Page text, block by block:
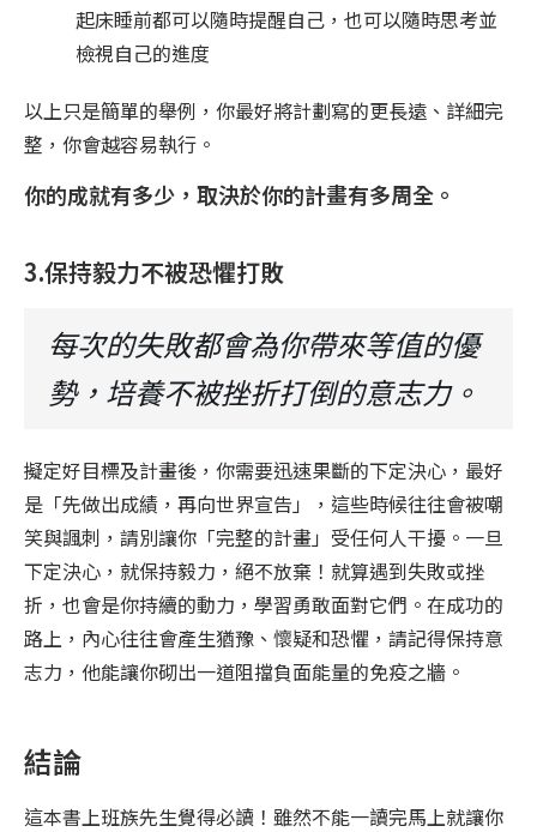
起床睡前都可以隨時提醒自己，也可以隨時思考並
檢視自己的進度
以上只是簡單的舉例，你最好將計劃寫的更長遠、詳細完
整，你會越容易執行。
你的成就有多少，取決於你的計畫有多周全。
3.保持毅力不被恐懼打敗
每次的失敗都會為你帶來等值的優
勢，培養不被挫折打倒的意志力。
擬定好目標及計畫後，你需要迅速果斷的下定決心，最好
是「先做出成績，再向世界宣告」，這些時候往往會被嘲
笑與諷刺，請別讓你「完整的計畫」受任何人干擾。一旦
下定決心，就保持毅力，絕不放棄！就算遇到失敗或挫
折，也會是你持續的動力，學習勇敢面對它們。在成功的
路上，內心往往會產生猶豫、懷疑和恐懼，請記得保持意
志力，他能讓你砌出一道阻擋負面能量的免疫之牆。
結論
這本書上班族先生覺得必讀！雖然不能一讀完馬上就讓你